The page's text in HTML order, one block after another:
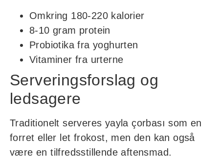
Omkring 180-220 kalorier
8-10 gram protein
Probiotika fra yoghurten
Vitaminer fra urterne
Serveringsforslag og
ledsagere
Traditionelt serveres yayla çorbası som en
forret eller let frokost, men den kan også
være en tilfredsstillende aftensmad.